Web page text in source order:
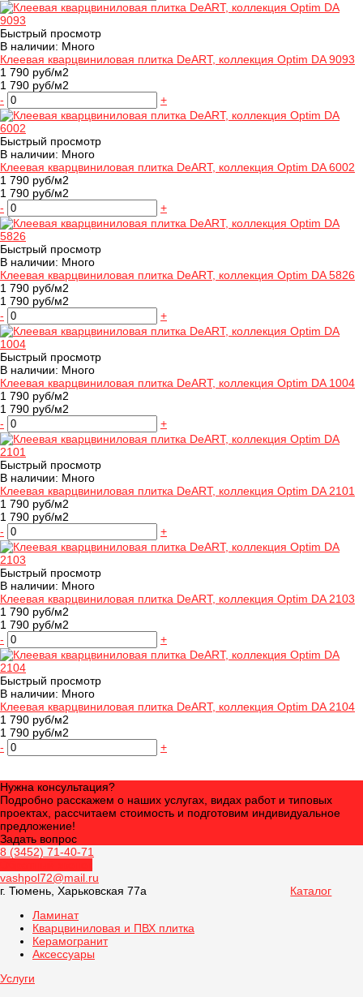
Быстрый просмотр
В наличии: Много
Клеевая кварцвиниловая плитка DeART, коллекция Optim DA 9093
1 790 руб/м2
1 790 руб/м2
-
+
Быстрый просмотр
В наличии: Много
Клеевая кварцвиниловая плитка DeART, коллекция Optim DA 6002
1 790 руб/м2
1 790 руб/м2
-
+
Быстрый просмотр
В наличии: Много
Клеевая кварцвиниловая плитка DeART, коллекция Optim DA 5826
1 790 руб/м2
1 790 руб/м2
-
+
Быстрый просмотр
В наличии: Много
Клеевая кварцвиниловая плитка DeART, коллекция Optim DA 1004
1 790 руб/м2
1 790 руб/м2
-
+
Быстрый просмотр
В наличии: Много
Клеевая кварцвиниловая плитка DeART, коллекция Optim DA 2101
1 790 руб/м2
1 790 руб/м2
-
+
Быстрый просмотр
В наличии: Много
Клеевая кварцвиниловая плитка DeART, коллекция Optim DA 2103
1 790 руб/м2
1 790 руб/м2
-
+
Быстрый просмотр
В наличии: Много
Клеевая кварцвиниловая плитка DeART, коллекция Optim DA 2104
1 790 руб/м2
1 790 руб/м2
-
+
Нужна консультация?
Подробно расскажем о наших услугах, видах работ и типовых
проектах, рассчитаем стоимость и подготовим индивидуальное
предложение!
Задать вопрос
8 (3452) 71-40-71
vashpol72@mail.ru
г. Тюмень, Харьковская 77а
Каталог
Ламинат
Кварцвиниловая и ПВХ плитка
Керамогранит
Аксессуары
Услуги